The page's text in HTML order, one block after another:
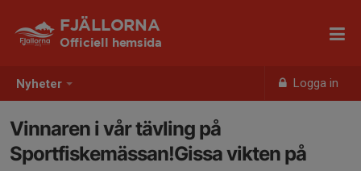
Nyheter Logga in
FJÄLLORNA
Officiell hemsida
Vinnaren i vår tävling på
Sportfiskemässan!Gissa vikten på